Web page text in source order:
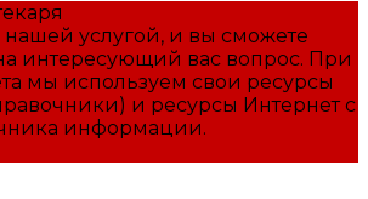
нашей услугой, и вы сможете
интересующий вас вопрос. При
мы используем свои ресурсы
и ресурсы Интернет с
информации.